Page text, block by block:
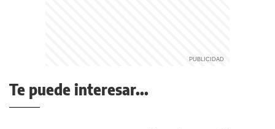
Te puede interesar...